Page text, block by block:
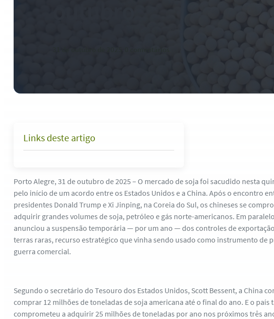
Links deste artigo
Porto Alegre, 31 de outubro de 2025 – O mercado de soja foi sacudido nesta
pelo início de um acordo entre os Estados Unidos e a China. Após o encontro
presidentes Donald Trump e Xi Jinping, na Coreia do Sul, os chineses se
adquirir grandes volumes de soja, petróleo e gás norte-americanos. Em
anunciou a suspensão temporária — por um ano — dos controles de
terras raras, recurso estratégico que vinha sendo usado como instrumento de
guerra comercial.
Segundo o secretário do Tesouro dos Estados Unidos, Scott Bessent, a China
comprar 12 milhões de toneladas de soja americana até o final do ano. E o país
comprometeu a adquirir 25 milhões de toneladas por ano nos próximos três